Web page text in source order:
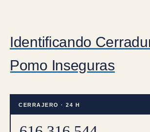
Identificando
Pomo Inseguras
CERRAJERO · 24 H